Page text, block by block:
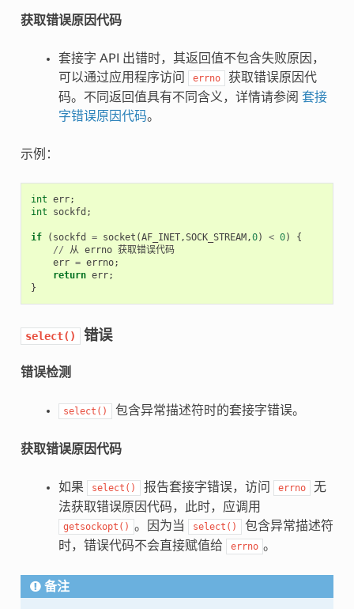
获取错误原因代码
套接字 API 出错时，其返回值不包含失败原因，
可以通过应用程序访问
errno
获取错误原因代
码。不同返回值具有不同含义，详情请参阅 套接
字错误原因代码。
示例：
int err;
int
sockfd ;
if ( sockfd = socket (AF_INET,SOCK_STREAM,0) < 0)
{
// 从 errno 获取错误代码
err = errno;
return err;
}
select() 错误
错误检测
select() 包含异常描述符时的套接字错误。
获取错误原因代码
如果 select() 报告套接字错误，访问 errno
无
法获取错误原因代码，此时，应调用
getsockopt() 。因为当 select()
包含异常描述符
时，错误代码不会直接赋值给
errno 。
备注